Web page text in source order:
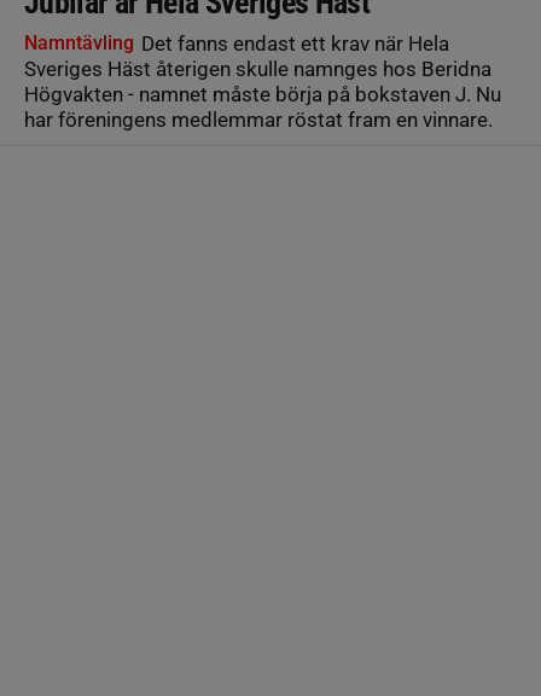
Namntävling Det fanns endast ett krav när Hela
Sveriges Häst återigen skulle namnges hos Beridna
Högvakten - namnet måste börja på bokstaven J. Nu
har föreningens medlemmar röstat fram en vinnare.